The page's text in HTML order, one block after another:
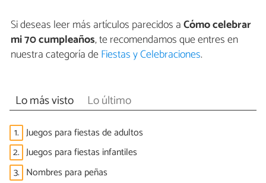
Si deseas leer más artículos parecidos aCómo celebrar
mi 70 cumpleaños, te recomendamos que entres en
nuestra categoría deFiestas y Celebraciones.
Lo más visto Lo último
1. Juegos para fiestas de adultos
2. Juegos para fiestas infantiles
3. Nombres para peñas